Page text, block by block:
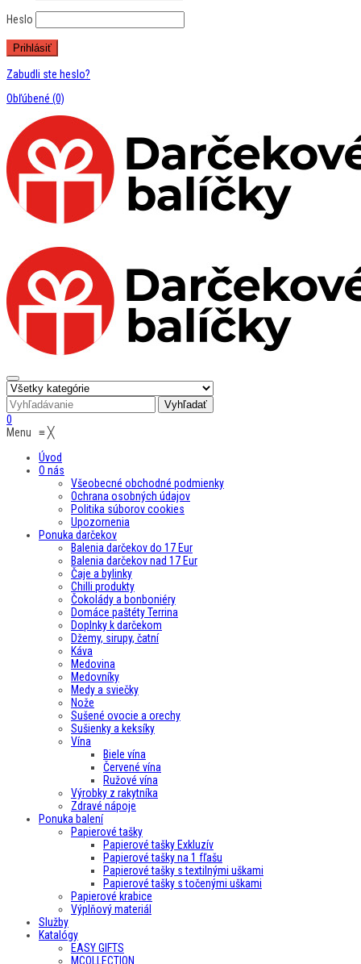
Heslo
Zabudli ste heslo?
Obľúbené (0)
0
Menu ≡╳
Úvod
O nás
Všeobecné obchodné podmienky
Ochrana osobných údajov
Politika súborov cookies
Upozornenia
Ponuka darčekov
Balenia darčekov do 17 Eur
Balenia darčekov nad 17 Eur
Čaje a bylinky
Chilli produkty
Čokolády a bonboniéry
Domáce paštéty Terrina
Doplnky k darčekom
Džemy, sirupy, čatní
Káva
Medovina
Medovníky
Medy a sviečky
Nože
Sušené ovocie a orechy
Sušienky a keksíky
Vína
Biele vína
Červené vína
Ružové vína
Výrobky z rakytníka
Zdravé nápoje
Ponuka balení
Papierové tašky
Papierové tašky Exkluzív
Papierové tašky na 1 fľašu
Papierové tašky s textilnými uškami
Papierové tašky s točenými uškami
Papierové krabice
Výplňový materiál
Služby
Katalógy
EASY GIFTS
MCOLLECTION